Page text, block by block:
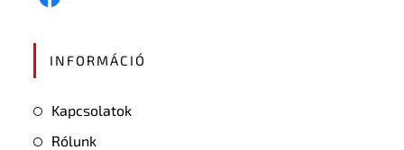
INFORMÁCIÓ
Kapcsolatok
Rólunk